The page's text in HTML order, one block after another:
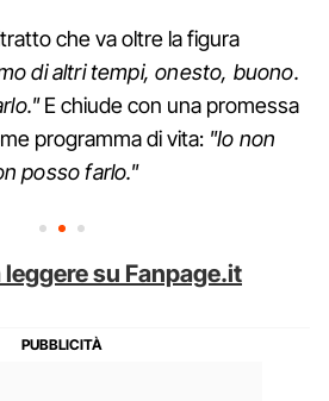
che va oltre la figura
di altri tempi, onesto, buono.
E chiude con una promessa
programma di vita: "Io non
posso farlo."
su Fanpage.it